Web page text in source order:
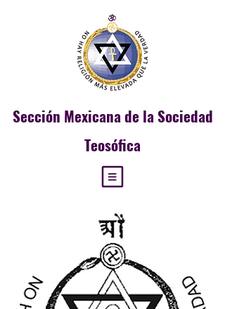
Sección Mexicana de la Sociedad
Teosófica